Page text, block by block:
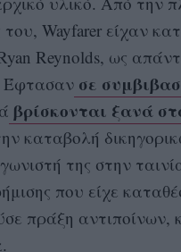
Wayfarer είχαν
Reynolds, ως
Έφτασανσε
βρίσκονται ξανά
καταβολή
της στην
που είχε
πράξη αντιποίνων,